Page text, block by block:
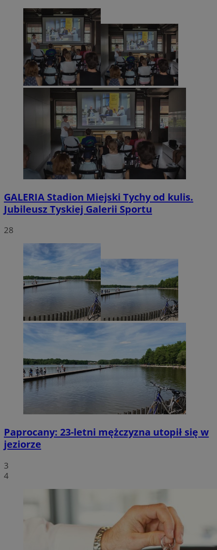
GALERIA Stadion Miejski Tychy od kulis.
Jubileusz Tyskiej Galerii Sportu
28
Paprocany: 23-letni mężczyzna utopił się w
jeziorze
3
4